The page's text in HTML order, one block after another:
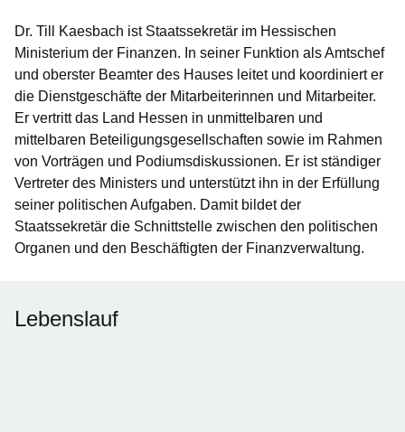
Dr. Till Kaesbach ist Staatssekretär im Hessischen
Ministerium der Finanzen. In seiner Funktion als Amtschef
und oberster Beamter des Hauses leitet und koordiniert er
die Dienstgeschäfte der Mitarbeiterinnen und Mitarbeiter.
Er vertritt das Land Hessen in unmittelbaren und
mittelbaren Beteiligungsgesellschaften sowie im Rahmen
von Vorträgen und Podiumsdiskussionen. Er ist ständiger
Vertreter des Ministers und unterstützt ihn in der Erfüllung
seiner politischen Aufgaben. Damit bildet der
Staatssekretär die Schnittstelle zwischen den politischen
Organen und den Beschäftigten der Finanzverwaltung.
Lebenslauf